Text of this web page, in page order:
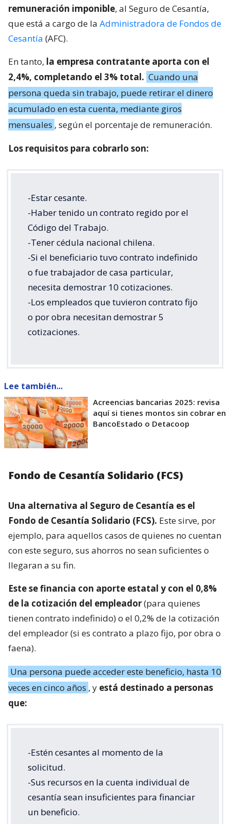
remuneración imponible, al Seguro de Cesantía,
que está a cargo de la Administradora de Fondos de
Cesantía (AFC).
En tanto, la empresa contratante aporta con el
2,4%, completando el 3% total. Cuando una
persona queda sin trabajo, puede retirar el dinero
acumulado en esta cuenta, mediante giros
mensuales , según el porcentaje de remuneración.
Los requisitos para cobrarlo son:
-Estar cesante.
-Haber tenido un contrato regido por el
Código del Trabajo.
-Tener cédula nacional chilena.
-Si el beneficiario tuvo contrato indefinido
o fue trabajador de casa particular,
necesita demostrar 10 cotizaciones.
-Los empleados que tuvieron contrato fijo
o por obra necesitan demostrar 5
cotizaciones.
Lee también...
Acreencias bancarias 2025: revisa
aquí si tienes montos sin cobrar en
BancoEstado o Detacoop
Fondo de Cesantía Solidario (FCS)
Una alternativa al Seguro de Cesantía es el
Fondo de Cesantía Solidario (FCS). Este sirve, por
ejemplo, para aquellos casos de quienes no cuentan
con este seguro, sus ahorros no sean suficientes o
llegaran a su fin.
Este se financia con aporte estatal y con el 0,8%
de la cotización del empleador(para quienes
tienen contrato indefinido) o el 0,2% de la cotización
del empleador (si es contrato a plazo fijo, por obra o
faena).
Una persona puede acceder este beneficio, hasta 10
veces en cinco años , y está destinado a personas
que:
-Estén cesantes al momento de la
solicitud.
-Sus recursos en la cuenta individual de
cesantía sean insuficientes para financiar
un beneficio.